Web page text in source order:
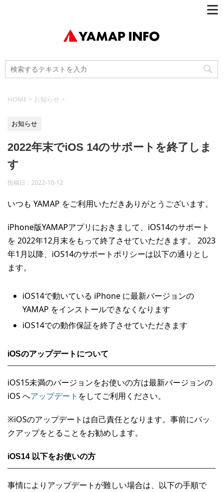
HOME > お知らせ >
お知らせ
2022年末でiOS 14のサポートを終了しま
す
投稿日： 2022-10-12
いつも YAMAP をご利用いただきありがとうございます。
iPhone版YAMAPアプリにおきまして、iOS14のサポート
を 2022年12月末をもって終了させていただきます。 2023
年1月以降、iOS14のサポートポリシーは以下の通りとし
ます。
iOS14で動いている iPhone に最新バージョンの
YAMAP をインストールできなくなります
iOS14での動作保証を終了させていただきます
iOSのアップデートについて
iOS15未満のバージョンをお使いの方は最新バージョンの
iOS へアップデート をしてご利用ください。
※iOSのアップデートは自己責任となります。事前にバッ
クアップをとることをお勧めします。
iOS14 以下をお使いの方
事情によりアップデートが難しい場合は、以下の手順で